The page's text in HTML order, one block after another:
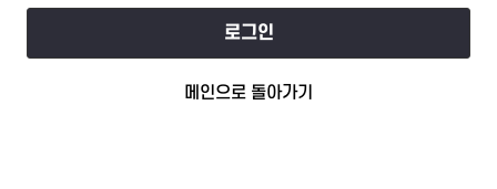
로그인
메인으로 돌아가기